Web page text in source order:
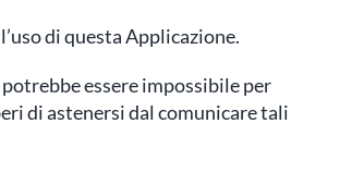
di questa Applicazione.
essere impossibile per
di astenersi dal comunicare tali